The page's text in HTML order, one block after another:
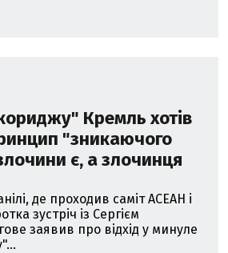
Кремль хотів
"зникаючого
є, а злочинця
де проходив саміт АСЕАН і
зустріч із Сергієм
заявив про відхід у минуле